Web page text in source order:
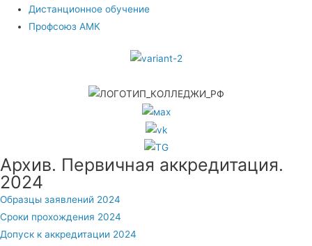
Дистанционное обучение
Профсоюз АМК
Архив. Первичная аккредитация.
2024
Образцы заявлений 2024
Сроки прохождения 2024
Допуск к аккредитации 2024